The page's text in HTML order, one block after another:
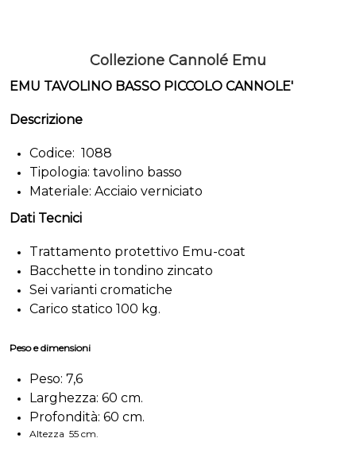
Collezione Cannolé Emu
EMU TAVOLINO BASSO PICCOLO CANNOLE'
Descrizione
Codice: 1088
Tipologia: tavolino basso
Materiale: Acciaio verniciato
Dati Tecnici
Trattamento protettivo Emu-coat
Bacchette in tondino zincato
Sei varianti cromatiche
Carico statico 100 kg.
Peso e dimensioni
Peso: 7,6
Larghezza: 60 cm.
Profondità: 60 cm.
Altezza 55 cm.